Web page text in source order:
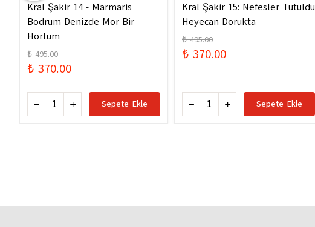
Kral Şakir 14 - Marmaris
Bodrum Denizde Mor Bir
Hortum
₺ 495.00
₺ 370.00
Sepete Ekle
Kral Şakir 15: Nefesler Tutuldu
Heyecan Dorukta
₺ 495.00
₺ 370.00
Sepete Ekle